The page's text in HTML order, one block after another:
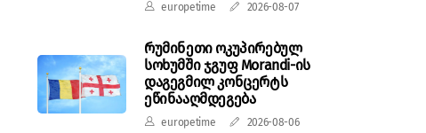
europetime 2026-08-07
რუმინეთი ოკუპირებულ
სოხუმში ჯგუფ Morandi-ის
დაგეგმილ კონცერტს
ეწინააღმდეგება
europetime 2026-08-06